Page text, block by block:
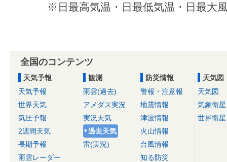
※日最高気温・日最低気温・日最大
全国のコンテンツ
天気予報
天気予報
世界天気
気圧予報
2週間天気
長期予報
雨雲レーダー
観測
雨雲(過去)
アメダス実況
実況天気
過去天気
雷(実況)
防災情報
警報・注意報
地震情報
津波情報
火山情報
台風情報
知る防災
天気図
天気図
気象衛星
世界衛星